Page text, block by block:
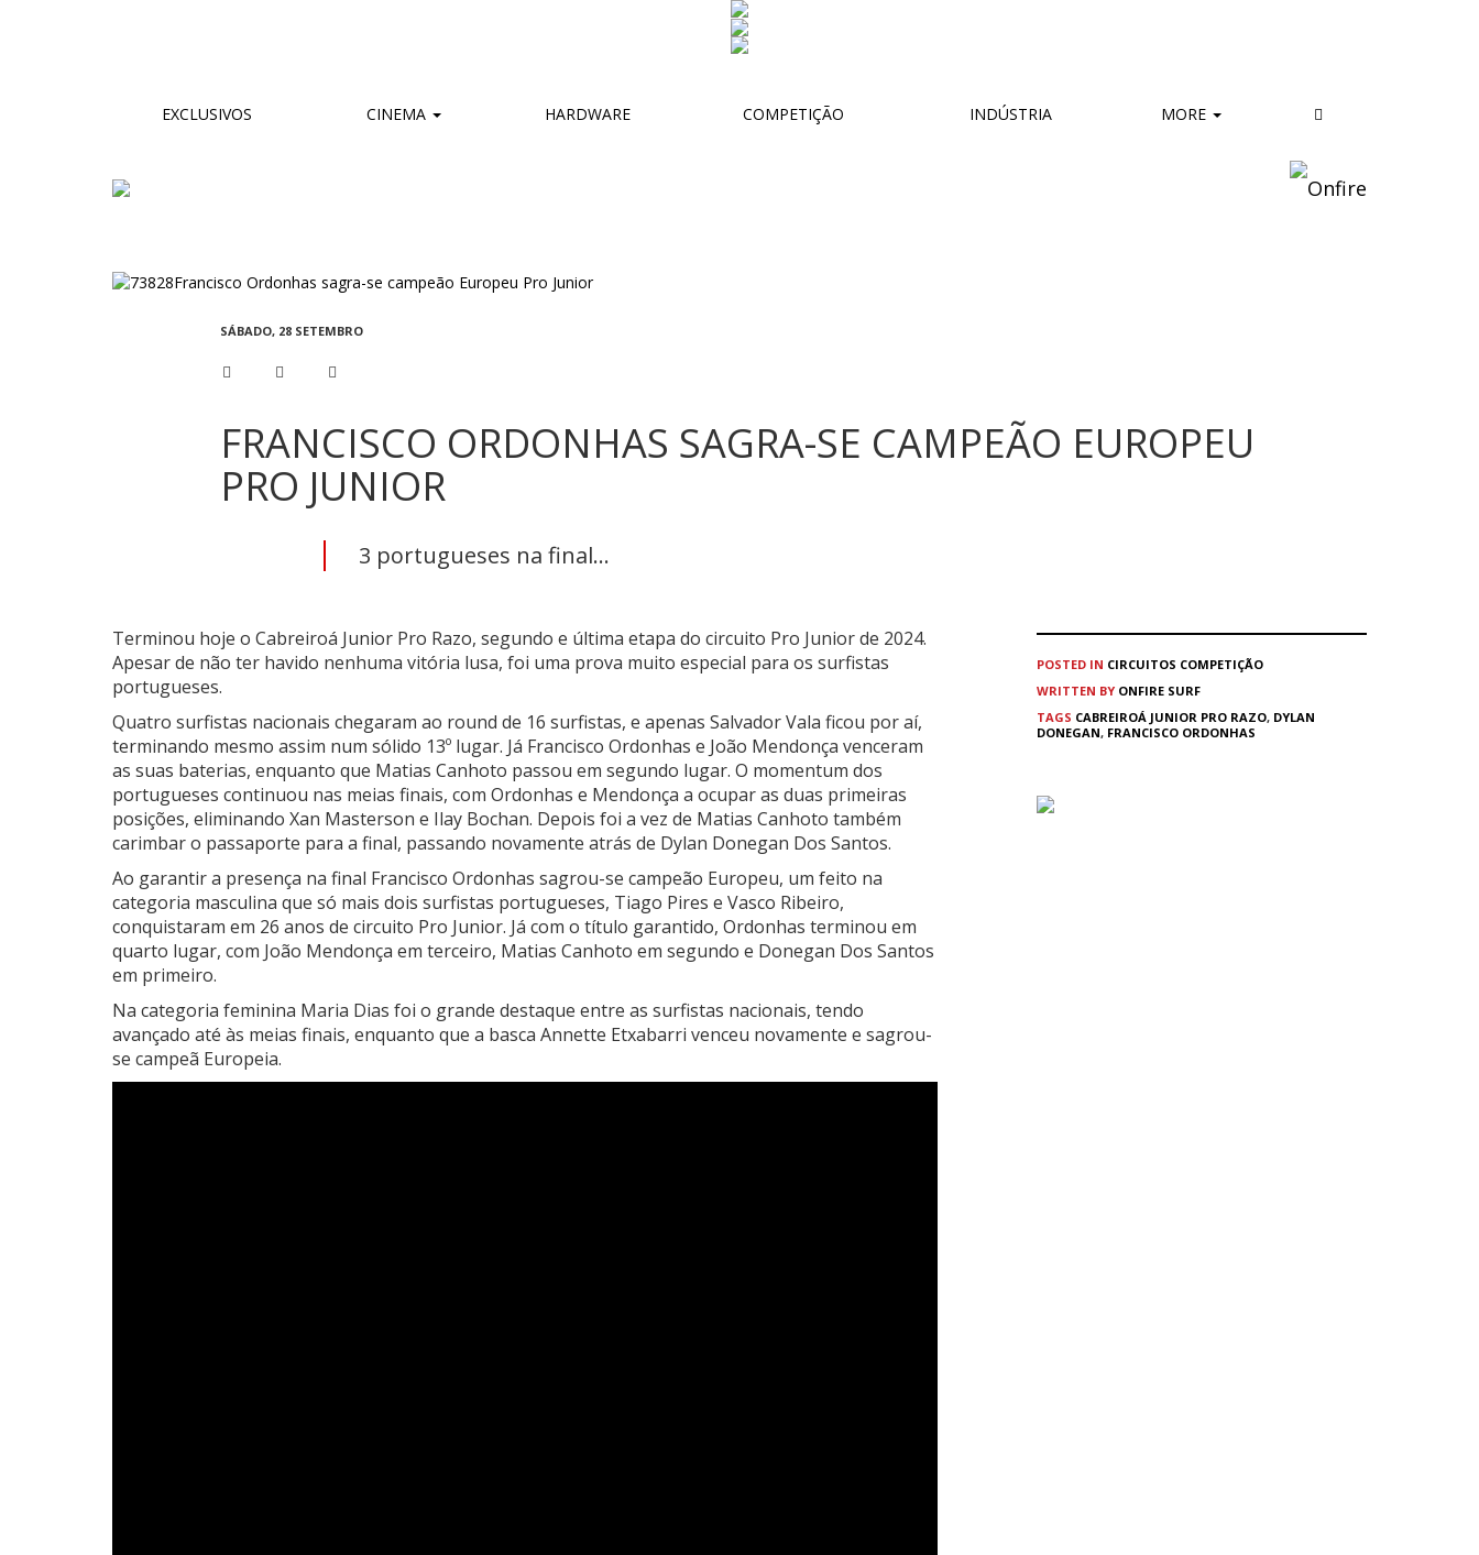
EXCLUSIVOS CINEMA HARDWARE COMPETIÇÃO INDÚSTRIA MORE
SÁBADO, 28 SETEMBRO
FRANCISCO ORDONHAS SAGRA-SE CAMPEÃO EUROPEU
PRO JUNIOR
3 portugueses na final...
Terminou hoje o Cabreiroá Junior Pro Razo, segundo e última etapa do circuito Pro Junior de 2024.
Apesar de não ter havido nenhuma vitória lusa, foi uma prova muito especial para os surfistas
portugueses.
Quatro surfistas nacionais chegaram ao round de 16 surfistas, e apenas Salvador Vala ficou por aí,
terminando mesmo assim num sólido 13º lugar. Já Francisco Ordonhas e João Mendonça venceram
as suas baterias, enquanto que Matias Canhoto passou em segundo lugar. O momentum dos
portugueses continuou nas meias finais, com Ordonhas e Mendonça a ocupar as duas primeiras
posições, eliminando Xan Masterson e Ilay Bochan. Depois foi a vez de Matias Canhoto também
carimbar o passaporte para a final, passando novamente atrás de Dylan Donegan Dos Santos.
Ao garantir a presença na final Francisco Ordonhas sagrou-se campeão Europeu, um feito na
categoria masculina que só mais dois surfistas portugueses, Tiago Pires e Vasco Ribeiro,
conquistaram em 26 anos de circuito Pro Junior. Já com o título garantido, Ordonhas terminou em
quarto lugar, com João Mendonça em terceiro, Matias Canhoto em segundo e Donegan Dos Santos
em primeiro.
Na categoria feminina Maria Dias foi o grande destaque entre as surfistas nacionais, tendo
avançado até às meias finais, enquanto que a basca Annette Etxabarri venceu novamente e sagrou-
se campeã Europeia.
POSTED IN CIRCUITOS COMPETIÇÃO
WRITTEN BY ONFIRE SURF
TAGS CABREIROÁ JUNIOR PRO RAZO, DYLAN
DONEGAN, FRANCISCO ORDONHAS